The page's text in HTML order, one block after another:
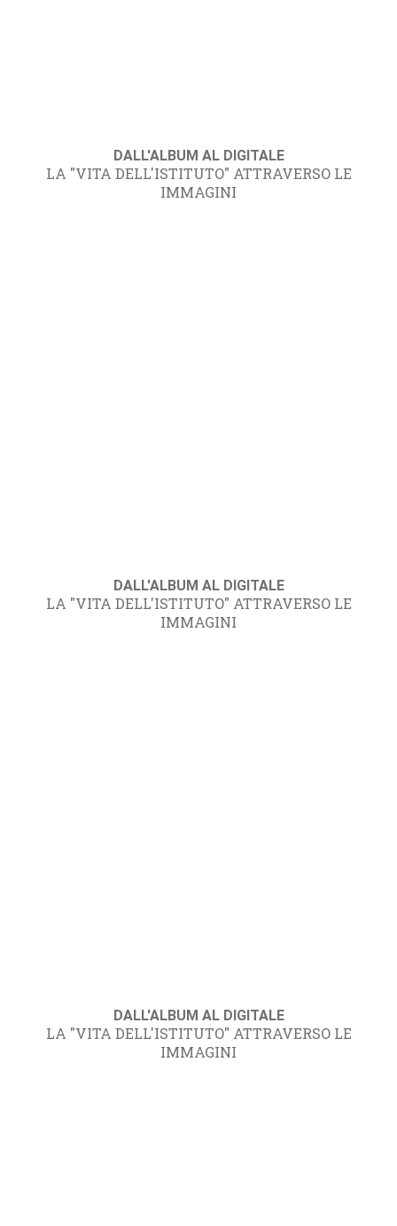
DALL'ALBUM AL DIGITALE
LA "VITA DELL'ISTITUTO" ATTRAVERSO LE
IMMAGINI
DALL'ALBUM AL DIGITALE
LA "VITA DELL'ISTITUTO" ATTRAVERSO LE
IMMAGINI
DALL'ALBUM AL DIGITALE
LA "VITA DELL'ISTITUTO" ATTRAVERSO LE
IMMAGINI